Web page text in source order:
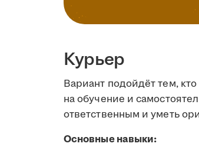
Курьер
Вариант подойдёт тем,
на обучение и
ответственным и уметь
Основные навыки: